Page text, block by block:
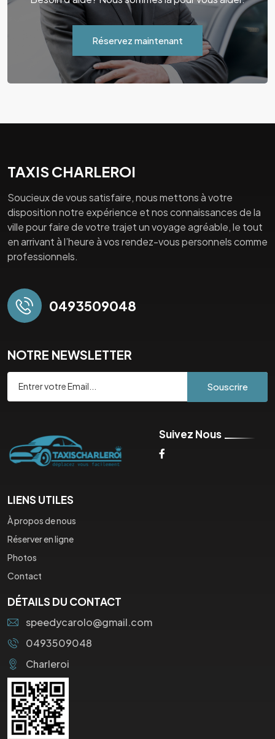
Réservez maintenant
TAXIS CHARLEROI
Soucieux de vous satisfaire, nous mettons à votre
disposition notre expérience et nos connaissances de la
ville pour faire de votre trajet un voyage agréable, le tout
en arrivant à l’heure à vos rendez-vous personnels comme
professionnels.
0493509048
NOTRE NEWSLETTER
Souscrire
Suivez Nous
LIENS UTILES
À propos de nous
Réserver en ligne
Photos
Contact
DÉTAILS DU CONTACT
speedycarolo@gmail.com
0493509048
Charleroi